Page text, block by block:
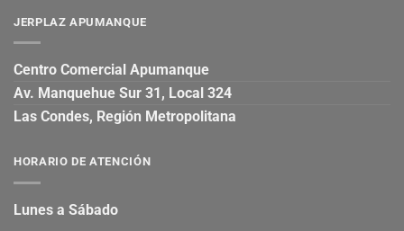
JERPLAZ APUMANQUE
Centro Comercial Apumanque
Av. Manquehue Sur 31, Local 324
Las Condes, Región Metropolitana
HORARIO DE ATENCIÓN
Lunes a Sábado